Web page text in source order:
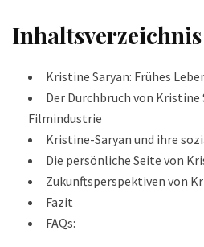
Inhaltsverzeichnis
Kristine Saryan: Frühes
Der Durchbruch von Kristine
Filmindustrie
Kristine-Saryan und ihre
Die persönliche Seite von
Zukunftsperspektiven von
Fazit
FAQs: